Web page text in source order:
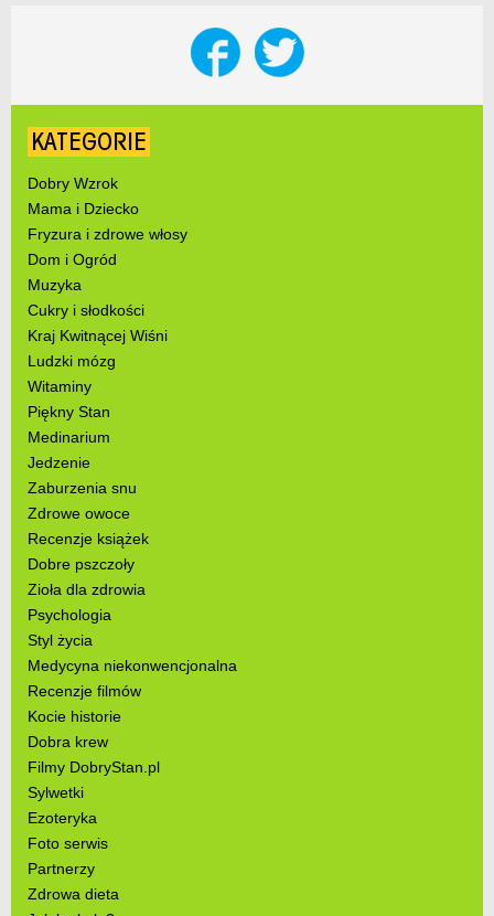
KATEGORIE
Dobry Wzrok
Mama i Dziecko
Fryzura i zdrowe włosy
Dom i Ogród
Muzyka
Cukry i słodkości
Kraj Kwitnącej Wiśni
Ludzki mózg
Witaminy
Piękny Stan
Medinarium
Jedzenie
Zaburzenia snu
Zdrowe owoce
Recenzje książek
Dobre pszczoły
Zioła dla zdrowia
Psychologia
Styl życia
Medycyna niekonwencjonalna
Recenzje filmów
Kocie historie
Dobra krew
Filmy DobryStan.pl
Sylwetki
Ezoteryka
Foto serwis
Partnerzy
Zdrowa dieta